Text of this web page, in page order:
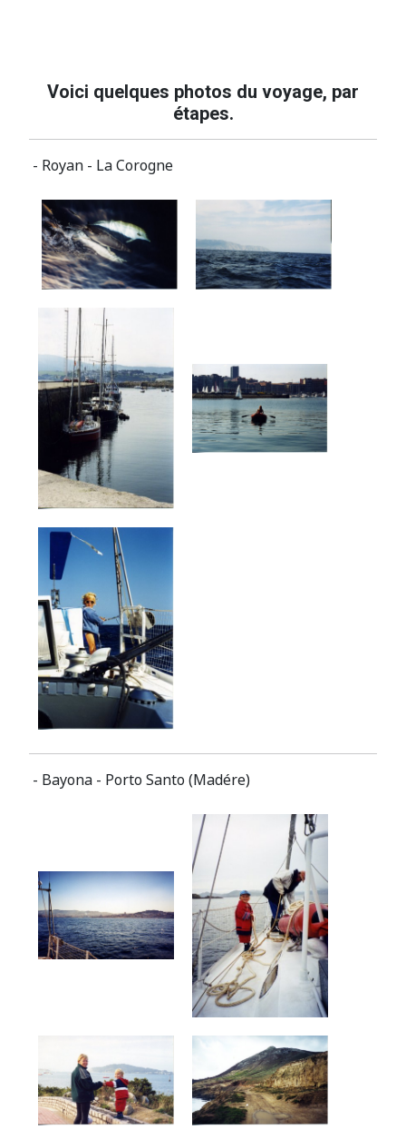
Voici quelques photos du voyage, par
étapes.
- Royan - La Corogne
- Bayona - Porto Santo (Madére)